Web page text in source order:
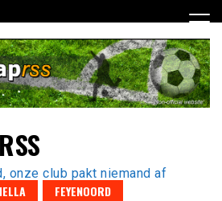
onze club pakt niemand af
FEYENOORD